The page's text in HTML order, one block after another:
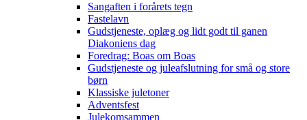
Sangaften i forårets tegn
Fastelavn
Gudstjeneste, oplæg og lidt godt til ganen
Diakoniens dag
Foredrag: Boas om Boas
Gudstjeneste og juleafslutning for små og store
børn
Klassiske juletoner
Adventsfest
Julekomsammen